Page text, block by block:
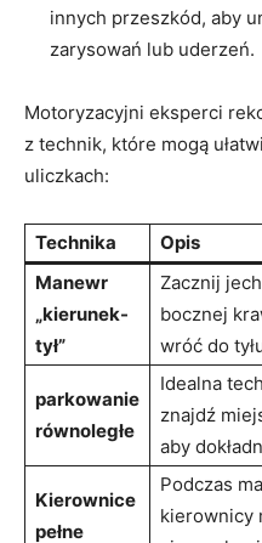
innych przeszkód, aby
zarysowań lub uderzeń.
Motoryzacyjni eksperci
z technik, które mogą
uliczkach:
Technika
Opis
Manewr
„kierunek-
tył”
Zacznij
bocznej
wróć do
parkowanie
równoległe
Idealna
znajdź
aby
Kierownice
pełne
Podczas
kierownicy